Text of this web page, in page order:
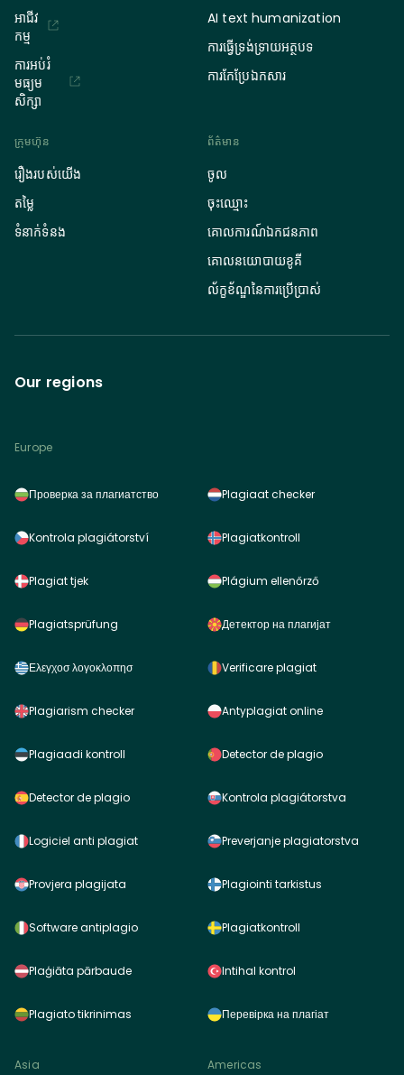
អាជីវ
កម្ម
ការអប់រំ
មធ្យម
សិក្សា
AI text humanization
ការធ្វើទ្រង់ទ្រាយអត្ថបទ
ការកែប្រែឯកសារ
ក្រុមហ៊ុន
រឿងរបស់យើង
តម្លៃ
ទំនាក់ទំនង
ព័ត៌មាន
ចូល
ចុះឈ្មោះ
គោលការណ៍ឯកជនភាព
គោលនយោបាយខូគី
ល័ក្ខខ័ណ្ឌនៃការប្រើប្រាស់
Our regions
Europe
Проверка за плагиатство
Kontrola plagiátorství
Plagiat tjek
Plagiatsprüfung
Ελεγχοσ λογοκλοπησ
Plagiarism checker
Plagiaadi kontroll
Detector de plagio
Logiciel anti plagiat
Provjera plagijata
Software antiplagio
Plaģiāta pārbaude
Plagiato tikrinimas
Plagiaat checker
Plagiatkontroll
Plágium ellenőrző
Детектор на плагијат
Verificare plagiat
Antyplagiat online
Detector de plagio
Kontrola plagiátorstva
Preverjanje plagiatorstva
Plagiointi tarkistus
Plagiatkontroll
Intihal kontrol
Перевірка на плагіат
Asia Americas